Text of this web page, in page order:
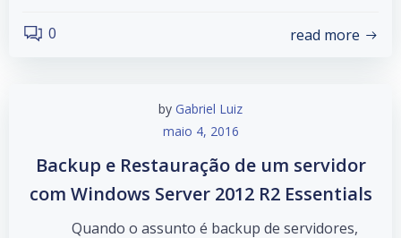
0 read more
by Gabriel Luiz
maio 4, 2016
Backup e Restauração de um servidor
com Windows Server 2012 R2 Essentials
Quando o assunto é backup de servidores,